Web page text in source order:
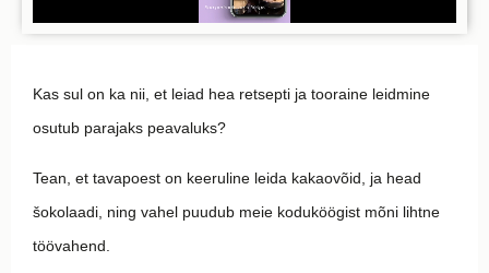
Kas sul on ka nii, et leiad hea retsepti ja tooraine leidmine
osutub parajaks peavaluks?
Tean, et tavapoest on keeruline leida kakaovõid, ja head
šokolaadi, ning vahel puudub meie koduköögist mõni lihtne
töövahend.